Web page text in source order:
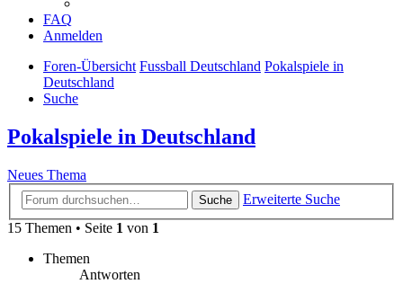
FAQ
Anmelden
Foren-Übersicht Fussball Deutschland Pokalspiele in
Deutschland
Suche
Pokalspiele in Deutschland
Neues Thema
Suche
Erweiterte Suche
15 Themen • Seite 1 von 1
Themen
Antworten